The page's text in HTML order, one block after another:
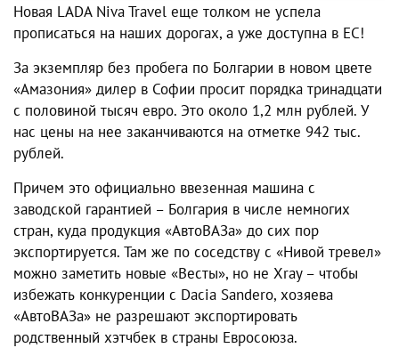
Новая LADA Niva Travel еще толком не успела
прописаться на наших дорогах, а уже доступна в ЕС!
За экземпляр без пробега по Болгарии в новом цвете
«Амазония» дилер в Софии просит порядка тринадцати
с половиной тысяч евро. Это около 1,2 млн рублей. У
нас цены на нее заканчиваются на отметке 942 тыс.
рублей.
Причем это официально ввезенная машина с
заводской гарантией – Болгария в числе немногих
стран, куда продукция «АвтоВАЗа» до сих пор
экспортируется. Там же по соседству с «Нивой тревел»
можно заметить новые «Весты», но не Xray – чтобы
избежать конкуренции с Dacia Sandero, хозяева
«АвтоВАЗа» не разрешают экспортировать
родственный хэтчбек в страны Евросоюза.